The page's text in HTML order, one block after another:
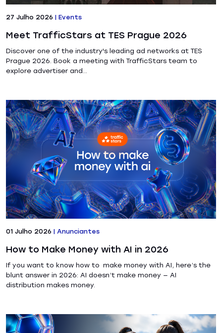
27 Julho 2026 | Events
Meet TrafficStars at TES Prague 2026
Discover one of the industry's leading ad networks at TES
Prague 2026. Book a meeting with TrafficStars team to
explore advertiser and...
01 Julho 2026 | Anunciantes
How to Make Money with AI in 2026
If you want to know how to make money with AI, here’s the
blunt answer in 2026: AI doesn’t make money — AI
distribution makes money.